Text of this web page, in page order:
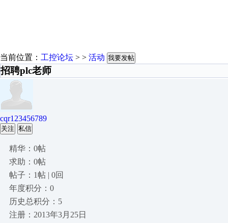
当前位置： 工控论坛 > > 活动 我要发帖
招聘plc老师
cqr123456789
关注 私信
精华：0帖
求助：0帖
帖子：1帖 | 0回
年度积分：0
历史总积分：5
注册：2013年3月25日